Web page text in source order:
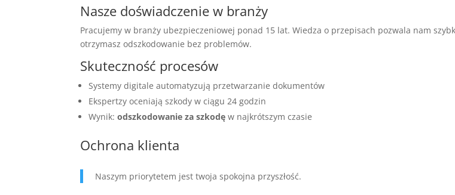
Nasze doświadczenie w branży
Pracujemy w branży ubezpieczeniowej ponad 15 lat. Wiedza o przepisach pozwala nam
otrzymasz odszkodowanie bez problemów.
Skuteczność procesów
Systemy digitale automatyzują przetwarzanie dokumentów
Ekspertzy oceniają szkody w ciągu 24 godzin
Wynik:odszkodowanie za szkodę w najkrótszym czasie
Ochrona klienta
Naszym priorytetem jest twoja spokojna przyszłość.